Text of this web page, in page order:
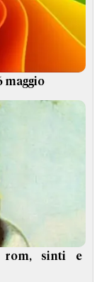
maggio
rom, sinti e